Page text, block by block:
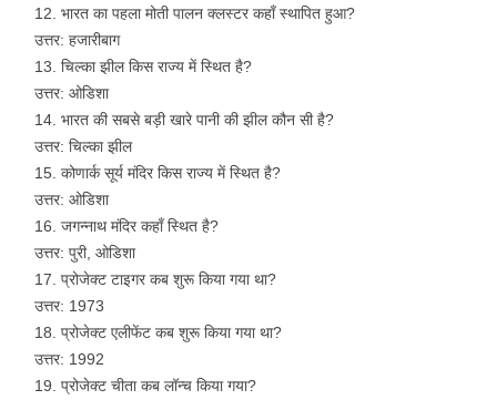
भारत का पहला मोती पालन क्लस्टर कहाँ स्थापित हुआ?
उत्तर: हजारीबाग
चिल्का झील किस राज्य में स्थित है?
उत्तर: ओडिशा
भारत की सबसे बड़ी खारे पानी की झील कौन सी है?
उत्तर: चिल्का झील
कोणार्क सूर्य मंदिर किस राज्य में स्थित है?
उत्तर: ओडिशा
जगन्नाथ मंदिर कहाँ स्थित है?
उत्तर: पुरी, ओडिशा
प्रोजेक्ट टाइगर कब शुरू किया गया था?
उत्तर: 1973
प्रोजेक्ट एलीफेंट कब शुरू किया गया था?
उत्तर: 1992
प्रोजेक्ट चीता कब लॉन्च किया गया?